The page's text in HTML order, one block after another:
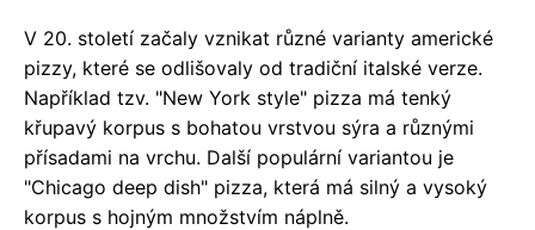
V 20. století začaly vznikat různé varianty americké
pizzy, které se odlišovaly od tradiční italské verze.
Například tzv. "New York style" pizza má tenký
křupavý korpus s bohatou vrstvou sýra a různými
přísadami na vrchu. Další populární variantou je
"Chicago deep dish" pizza, která má silný a vysoký
korpus s hojným množstvím náplně.